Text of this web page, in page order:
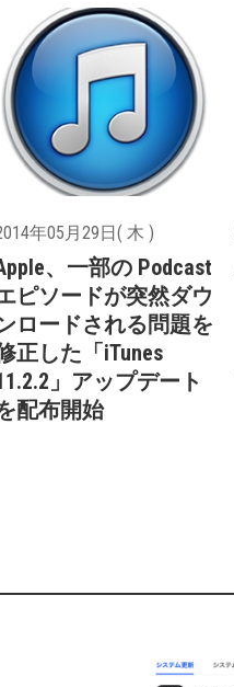
年05月29日( 木 )
、一部の Podcast
ピソードが突然ダウ
ロードされる問題を
正した「iTunes
」アップデート
配布開始